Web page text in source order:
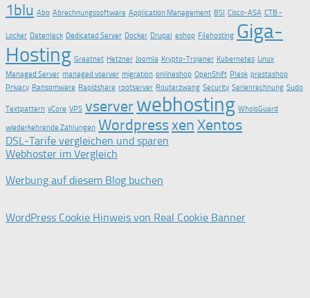
1blu Abo Abrechnungssoftware Application Management BSI Cisco-ASA CTB -
Locker Datenleck Dedicated Server Docker Drupal eshop Filehosting Giga-
Hosting Greatnet Hetzner Joomla Krypto-Trojaner Kubernetes Linux
Managed Server managed vserver migration onlineshop OpenShift Plesk prestashop
Privacy Ransomware Rapidshare rootserver Routerzwang Security Serienrechnung Sudo
Textpattern vCore VPS vserverwebhosting WhoisGuard
wiederkehrende Zahlungen WordpressxenXentos
DSL-Tarife vergleichen und sparen
Webhoster im Vergleich
Werbung auf diesem Blog buchen
WordPress Cookie Hinweis von Real Cookie Banner